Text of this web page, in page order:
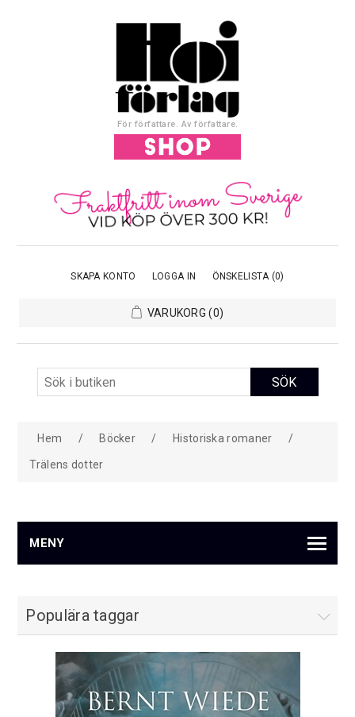
För författare. Av författare.
SKAPA KONTO LOGGA IN ÖNSKELISTA (0)
VARUKORG (0)
Hem / Böcker / Historiska romaner /
Trälens dotter
MENY
Populära taggar